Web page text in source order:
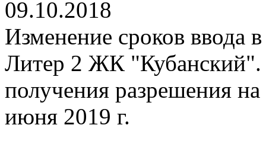
09.10.2018
Изменение сроков ввода
Литер 2 ЖК "Кубанский".
получения разрешения
июня 2019 г.